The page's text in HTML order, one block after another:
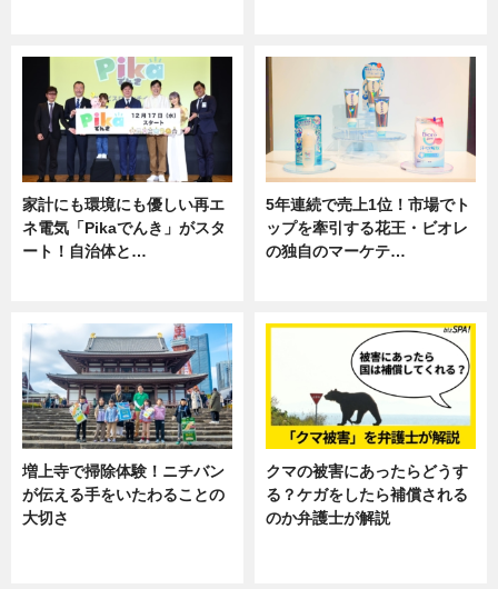
家計にも環境にも優しい再エ
ネ電気「Pikaでんき」がスタ
ート！自治体と…
5年連続で売上1位！市場でト
ップを牽引する花王・ビオレ
の独自のマーケテ…
増上寺で掃除体験！ニチバン
が伝える手をいたわることの
大切さ
クマの被害にあったらどうす
る？ケガをしたら補償される
のか弁護士が解説